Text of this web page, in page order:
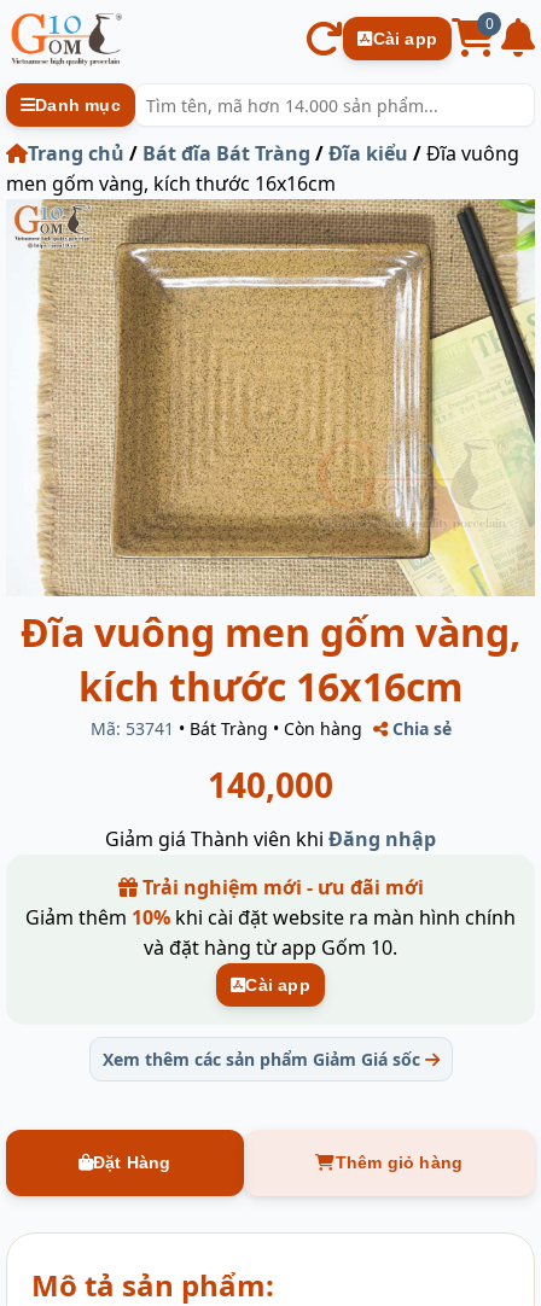
Cài app
0
Danh mục
Trang chủ / Bát đĩa Bát Tràng /Đĩa kiểu /Đĩa vuông
men gốm vàng, kích thước 16x16cm
Đĩa vuông men gốm vàng,
kích thước 16x16cm
Mã: 53741 • Bát Tràng • Còn hàng Chia sẻ
140,000
Giảm giá Thành viên khi Đăng nhập
Trải nghiệm mới - ưu đãi mới
Giảm thêm 10% khi cài đặt website ra màn hình chính
và đặt hàng từ app Gốm 10.
Cài app
Xem thêm các sản phẩm Giảm Giá sốc
Đặt Hàng Thêm giỏ hàng
Mô tả sản phẩm: